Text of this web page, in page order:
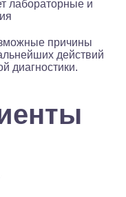
лабораторные и
причины
действий
диагностики.